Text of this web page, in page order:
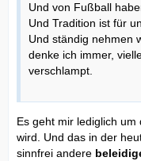
Und von Fußball
Und Tradition ist für
Und ständig nehmen
denke ich immer,
verschlampt.
Es geht mir lediglich
wird. Und das in der
sinnfrei andere